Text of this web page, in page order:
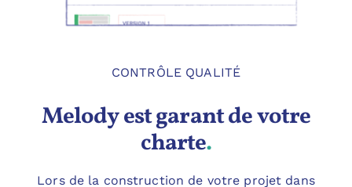
CONTRÔLE QUALITÉ
Melody est garant de votre
charte.
Lors de la construction de votre projet dans